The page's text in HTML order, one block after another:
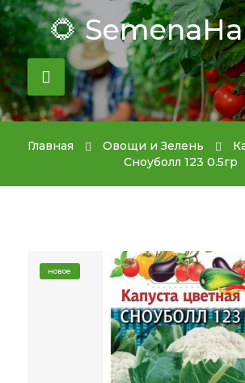
🌻
Главная Овощи и Зелень
Сноуболл 123 0.5гр
новое